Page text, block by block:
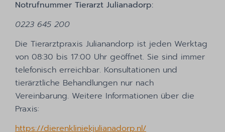
Notrufnummer Tierarzt Julianadorp:
0223 645 200
Die Tierarztpraxis Julianandorp ist jeden Werktag
von 08:30 bis 17:00 Uhr geöffnet. Sie sind immer
telefonisch erreichbar. Konsultationen und
tierärztliche Behandlungen nur nach
Vereinbarung. Weitere Informationen über die
Praxis:
https://dierenkliniekjulianadorp.nl/